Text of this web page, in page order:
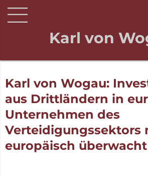
Karl von
Karl von Wogau:
aus Drittländern in
Unternehmen des
Verteidigungssektors
europäisch